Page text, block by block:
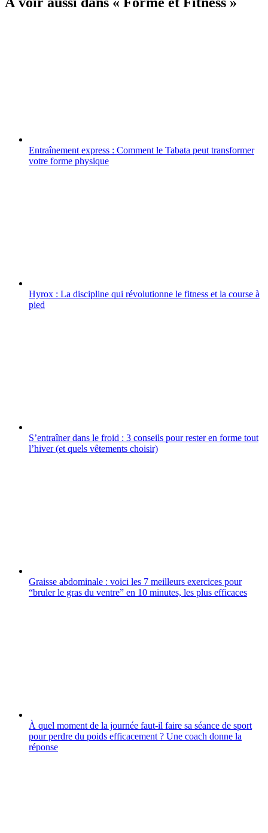
Entraînement express : Comment le Tabata peut transformer
votre forme physique
Hyrox : La discipline qui révolutionne le fitness et la course à
pied
S’entraîner dans le froid : 3 conseils pour rester en forme tout
l’hiver (et quels vêtements choisir)
Graisse abdominale : voici les 7 meilleurs exercices pour
“bruler le gras du ventre” en 10 minutes, les plus efficaces
À quel moment de la journée faut-il faire sa séance de sport
pour perdre du poids efficacement ? Une coach donne la
réponse